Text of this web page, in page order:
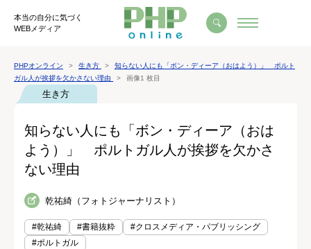
本当の自分に気づく
WEBメディア
PHPオンライン 生き方
知らない人にも「ボン・ディーア（おはよう）」 ポルト
ガル人が挨拶を欠かさない理由
画像1 枚目
生き方
知らない人にも「ボン・ディーア（おは
よう）」 ポルトガル人が挨拶を欠かさ
ない理由
乾祐綺（フォトジャーナリスト）
#乾祐綺 #書籍抜粋
#クロスメディア・パブリッシング
#ポルトガル